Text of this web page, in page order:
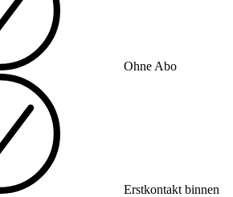
Ohne Abo
Erstkontakt binnen